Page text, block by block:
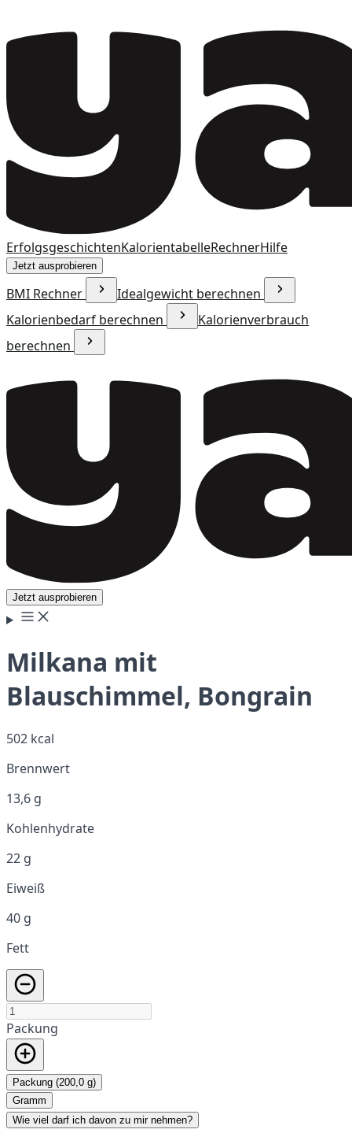
ErfolgsgeschichtenKalorientabelleRechnerHilfe
Jetzt ausprobieren
BMI Rechner
Idealgewicht berechnen
Kalorienbedarf berechnen
Kalorienverbrauch
berechnen
Jetzt ausprobieren
Milkana mit
Blauschimmel, Bongrain
502 kcal
Brennwert
13,6 g
Kohlenhydrate
22 g
Eiweiß
40 g
Fett
Packung
Packung (200,0 g)
Gramm
Wie viel darf ich davon zu mir nehmen?